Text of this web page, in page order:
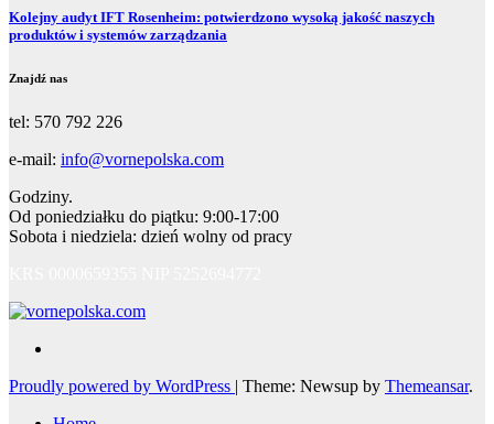
Kolejny audyt IFT Rosenheim: potwierdzono wysoką jakość naszych
produktów i systemów zarządzania
Znajdź nas
tel: 570 792 226
e-mail: info@vornepolska.com
Godziny.
Od poniedziałku do piątku: 9:00-17:00
Sobota i niedziela: dzień wolny od pracy
Proudly powered by WordPress | Theme: Newsup by Themeansar.